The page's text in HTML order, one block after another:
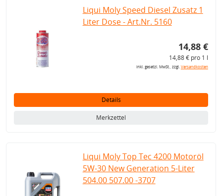
Liqui Moly Speed Diesel Zusatz 1
Liter Dose - Art.Nr. 5160
14,88 €
14,88 € pro 1 l
inkl. gesetzl. MwSt., zzgl.Versandkosten
Details
Merkzettel
Liqui Moly Top Tec 4200 Motoröl
5W-30 New Generation 5-Liter
504.00 507.00 -3707